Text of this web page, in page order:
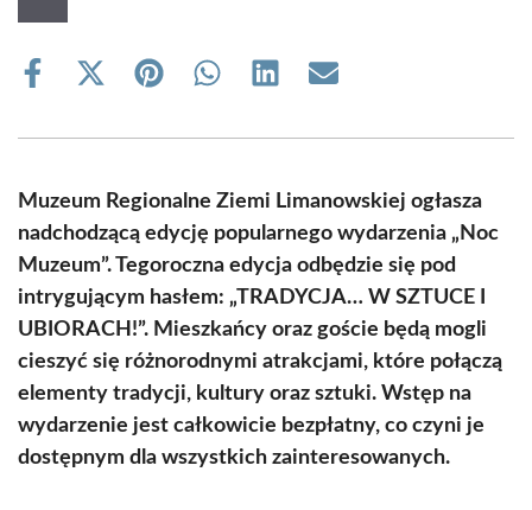
Share
Share
(Twitter)
Share Share Share Share
Muzeum Regionalne Ziemi Limanowskiej ogłasza
nadchodzącą edycję popularnego wydarzenia „Noc
Muzeum”. Tegoroczna edycja odbędzie się pod
intrygującym hasłem: „TRADYCJA… W SZTUCE I
UBIORACH!”. Mieszkańcy oraz goście będą mogli
cieszyć się różnorodnymi atrakcjami, które połączą
elementy tradycji, kultury oraz sztuki. Wstęp na
wydarzenie jest całkowicie bezpłatny, co czyni je
dostępnym dla wszystkich zainteresowanych.